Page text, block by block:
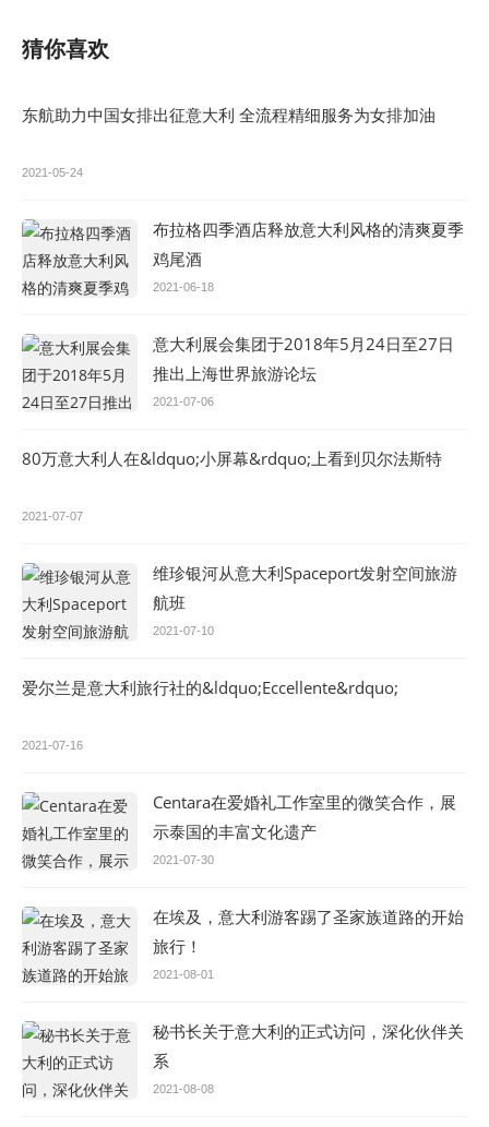
猜你喜欢
东航助力中国女排出征意大利 全流程精细服务为女排加油
2021-05-24
布拉格四季酒店释放意大利风格的清爽夏季
鸡尾酒
2021-06-18
意大利展会集团于2018年5月24日至27日
推出上海世界旅游论坛
2021-07-06
80万意大利人在&ldquo;小屏幕&rdquo;上看到贝尔法斯特
2021-07-07
维珍银河从意大利Spaceport发射空间旅游
航班
2021-07-10
爱尔兰是意大利旅行社的&ldquo;Eccellente&rdquo;
2021-07-16
Centara在爱婚礼工作室里的微笑合作，展
示泰国的丰富文化遗产
2021-07-30
在埃及，意大利游客踢了圣家族道路的开始
旅行！
2021-08-01
秘书长关于意大利的正式访问，深化伙伴关
系
2021-08-08